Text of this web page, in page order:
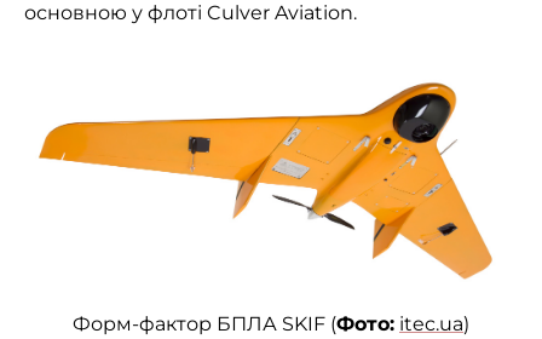
основною у флоті Culver Aviation.
Форм-фактор БПЛА SKIF (Фото: itec.ua)